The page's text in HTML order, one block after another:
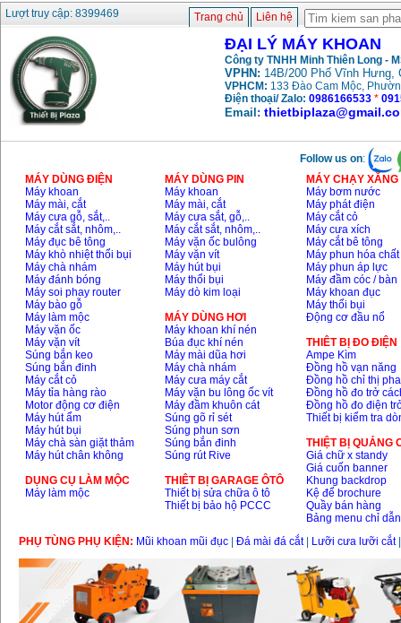
Lượt truy cập: 8399469
Trang chủ Liên hệ
ĐẠI LÝ MÁY KHOAN
Công ty TNHH Minh Thiên Long -
VPHN: 14B/200 Phố Vĩnh Hưng,
VPHCM: 133 Đào Cam Mộc,
Điện thoại/ Zalo: 0986166533 *
Email:
Follow us on:
MÁY DÙNG ĐIỆN
Máy khoan
Máy mài, cắt
Máy cưa gỗ, sắt,..
Máy cắt sắt, nhôm,..
Máy đục bê tông
Máy khò nhiệt thổi bụi
Máy chà nhám
Máy đánh bóng
Máy soi phay router
Máy bào gỗ
Máy làm mộc
Máy vặn ốc
Máy vặn vít
Súng bắn keo
Súng bắn đinh
Máy cắt cỏ
Máy tỉa hàng rào
Motor động cơ điện
Máy hút ẩm
Máy hút bụi
Máy chà sàn giặt thảm
Máy hút chân không
DỤNG CỤ LÀM MỘC
Máy làm mộc
MÁY DÙNG PIN
Máy khoan
Máy mài, cắt
Máy cưa sắt, gỗ,..
Máy cắt sắt, nhôm,..
Máy vặn ốc bulông
Máy vặn vít
Máy hút bụi
Máy thổi bụi
Máy dò kim loại
MÁY DÙNG HƠI
Máy khoan khí nén
Búa đục khí nén
Máy mài dũa hơi
Máy chà nhám
Máy cưa máy cắt
Máy vặn bu lông ốc vít
Máy đầm khuôn cát
Súng gõ rỉ sét
Súng phun sơn
Súng bắn đinh
Súng rút Rive
THIÊT BỊ GARAGE ÔTÔ
Thiết bị sửa chữa ô tô
Thiết bị bảo hộ PCCC
MÁY CHẠY
Máy bơm nước
Máy phát điện
Máy cắt cỏ
Máy cưa xích
Máy cắt bê tông
Máy phun hóa chất
Máy phun áp lực
Máy đầm cóc / bàn
Máy khoan đục
Máy thổi bụi
Động cơ đầu nổ
THIÊT BỊ ĐO ĐIỆN
Ampe Kìm
Đồng hồ vạn năng
Đồng hồ chỉ thị pha
Đồng hồ đo trở
Đồng hồ đo điện
Thiết bị kiểm tra
THIỆT BỊ QUẢNG
Giá chữ x standy
Giá cuốn banner
Khung backdrop
Kệ để brochure
Quầy bán hàng
Bảng menu chỉ dẫn
PHỤ TÙNG PHỤ KIỆN: Mũi khoan mũi đục Đá mài đá cắt| Lưỡi cưa lưỡi cắt